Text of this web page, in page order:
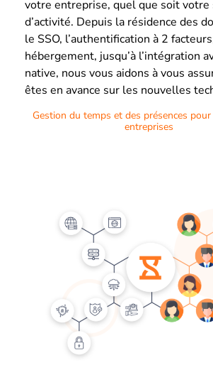
votre entreprise, quel que soit votre
d’activité. Depuis la résidence des
le SSO, l’authentification à 2
hébergement, jusqu’à l’intégration
native, nous vous aidons à vous
êtes en avance sur les nouvelles
Gestion du temps et des présences
entreprises